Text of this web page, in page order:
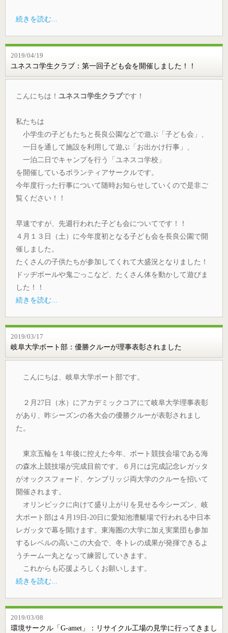
続きを読む...
2019/04/19
ユネスコ学生クラブ：第一回子ども会を開催しました！！
こんにちは！ ユネスコ学生クラブです！
私たちは
小学生の子どもたちと長良公園などで遊ぶ「子ども会」、
一日を通して施設を利用して遊ぶ「お出かけ行事」、
一泊二日でキャンプを行う「ユネスコ学校」
を開催しているボランティアサークルです。
今年度行った行事について随時お知らせしていくので是非ご
覧ください！！
早速ですが、先週行われた子ども会についてです！！
４月１３日（土）に今年度初となる子ども会を長良公園で開
催しました。
たくさんの子供たちが参加してくれて大盛況となりました！
ドッヂボールや鬼ごっこなど、たくさん体を動かして遊びま
した！！
続きを読む...
2019/03/17
岐阜大学ボート部：優勝クルーが理事表彰されました
こんにちは、岐阜大学ボート部です。
２月27日（水）にアカデミックコアにて岐阜大学理事表彰
があり、昨シーズンの各大会の優勝クルーが表彰されまし
た。
東京五輪を１年後に控えた今年、ボート競技会場である海
の森水上競技場が完成目前です。６月には完成記念レガッタ
がオックスフォード、ケンブリッジ両大学のクルーを招いて
開催されます。
オリンピックに向けて盛り上がりを見せる今シーズン、岐
大ボート部は４月19日-20日に愛知池漕艇場で行われる中日本
レガッタで幕を開けます。東海圏の大学に加え実業団も参加
するレベルの高いこの大会で、冬トレの成果が発揮できるよ
うチーム一丸となって練習していきます。
これからも応援よろしくお願いします。
続きを読む...
2019/03/08
環境サークル「G-amet」：リサイクル工場の見学に行ってきまし